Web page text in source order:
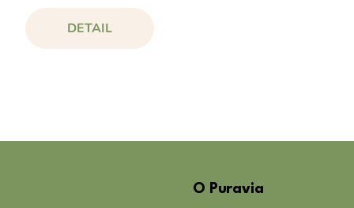
DETAIL
O Puravia